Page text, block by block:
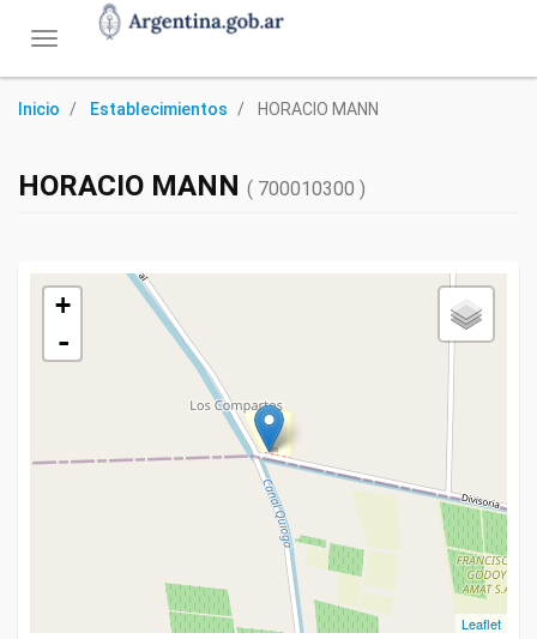
Toggle
Inicio Establecimientos HORACIO MANN
HORACIO MANN ( 700010300 )
+
-
Leaflet